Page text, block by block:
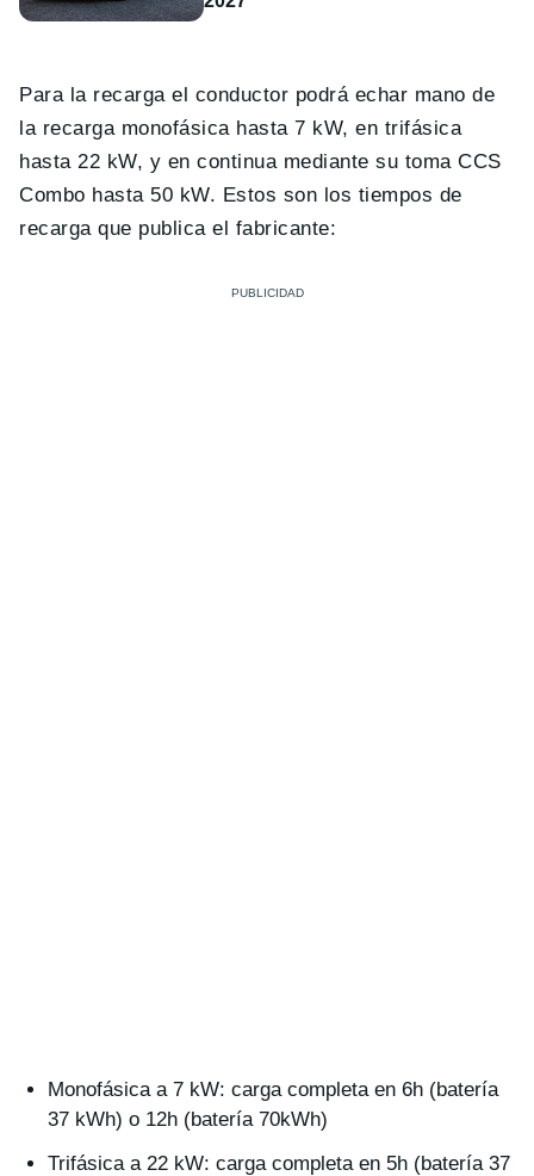
Para la recarga el conductor podrá echar mano de
la recarga monofásica hasta 7 kW, en trifásica
hasta 22 kW, y en continua mediante su toma CCS
Combo hasta 50 kW. Estos son los tiempos de
recarga que publica el fabricante:
Monofásica a 7 kW: carga completa en 6h (batería
37 kWh) o 12h (batería 70kWh)
Trifásica a 22 kW: carga completa en 5h (batería 37